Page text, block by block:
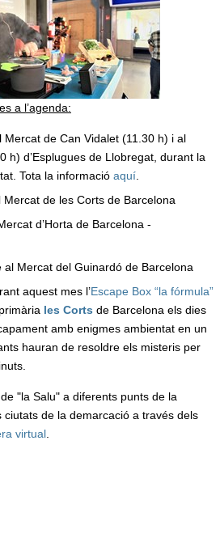
a l’agenda:
Mercat de Can Vidalet (11.30 h) i al
h) d’Esplugues de Llobregat, durant la
Tota la informació aquí.
Mercat de les Corts de Barcelona
d’Horta de Barcelona -
al Mercat del Guinardó de Barcelona
aquest mes l’Escape Box “la fórmula”
les Corts de Barcelona els dies
amb enigmes ambientat en un
hauran de resoldre els misteris per
"la Salu" a diferents punts de la
ciutats de la demarcació a través dels
virtual.